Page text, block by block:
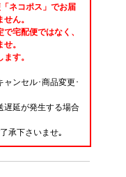
ネコポス」でお届
ん。
宅配便ではなく、
。
す。
ンセル･商品変更･
延が発生する場合
承下さいませ｡